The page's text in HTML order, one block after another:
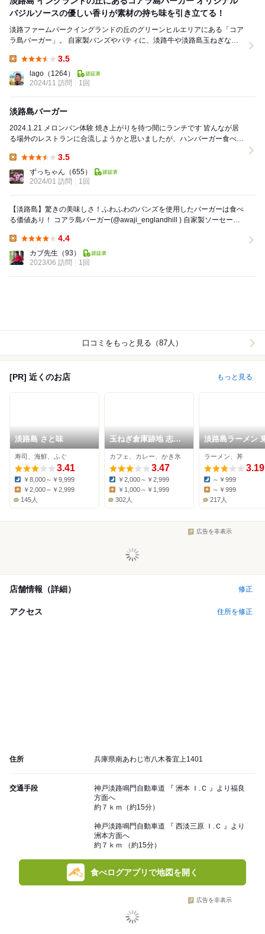
バジルソースの優しい香りが素材の持ち味を引き立てる！
淡路ファームパークイングランドの丘のグリーンヒルエリアにある「コア
ラ島バーガー」。 自家製バンズやパティに、淡路牛や淡路島玉ねぎな
3.5
lago （1264）
2024/11 訪問
1回
淡路島バーガー
2024.1.21 メロンパン体験 焼き上がりを待つ間にランチです 皆んなが居
る場外のレストランに合流しようかと思いましたが、ハンバーガー食べ
3.5
ずっちゃん （655）
2024/01 訪問
1回
【淡路島】驚きの美味しさ！ふわふわのバンズを使用したバーガーは食べ
る価値あり！ コアラ島バーガー(@awaji_englandhill ) 自家製ソーセージ
4.4
カブ先生 （93）
2023/06 訪問
1回
口コミをもっと見る（87人）
[PR] 近くのお店 もっと見る
淡路島 さと味
寿司、海鮮、ふぐ
3.41
Dinner:
￥8,000～￥9,999
￥2,000～￥2,999
145人
玉ねぎ倉庫跡地 志知
カフェ
カフェ、カレー、かき氷
3.47
Dinner:
￥2,000～￥2,999
￥1,000～￥1,999
302人
淡路島ラーメン
ラーメン、丼
3.19
Dinner:
～￥999
～￥999
217人
広告を非表示
店舗情報（詳細） 修正
アクセス 住所を修正
住所 兵庫県南あわじ市八木養宜上1401
交通手段
神戸淡路鳴門自動車道 『 洲本 Ｉ.Ｃ 』より福良
方面へ
約７ｋｍ（約15分）
神戸淡路鳴門自動車道 『 西淡三原 Ｉ.Ｃ 』より
洲本方面へ
約７ｋｍ （約15分）
食べログアプリで地図を開く
広告を非表示